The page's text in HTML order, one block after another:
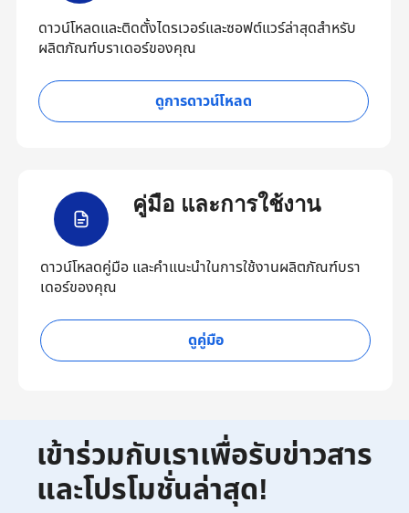
ดาวน์โหลดและติดตั้งไดรเวอร์และซอฟต์แวร์ล่าสุดสำหรับ
ผลิตภัณฑ์บราเดอร์ของคุณ
ดูการดาวน์โหลด
คู่มือ และการใช้งาน
ดาวน์โหลดคู่มือ และคำแนะนำในการใช้งานผลิตภัณฑ์บรา
เดอร์ของคุณ
ดูคู่มือ
เข้าร่วมกับเราเพื่อรับข่าวสาร
และโปรโมชั่นล่าสุด!